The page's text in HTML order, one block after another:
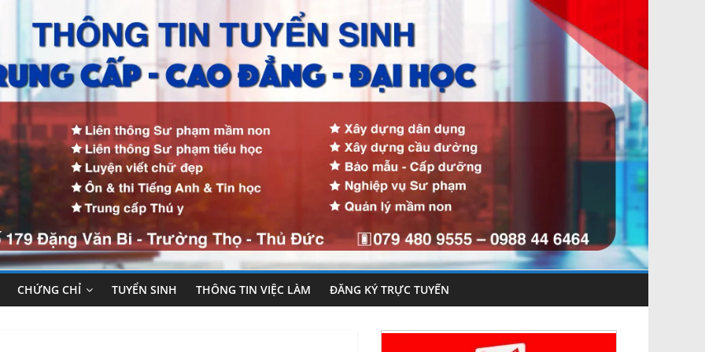
CHỨNG CHỈ TUYỂN SINH THÔNG TIN VIỆC LÀM ĐĂNG KÝ TRỰC TUYẾN